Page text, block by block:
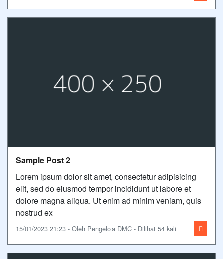
Sample Post 2
Lorem ipsum dolor sit amet, consectetur adipisicing
elit, sed do eiusmod tempor incididunt ut labore et
dolore magna aliqua. Ut enim ad minim veniam, quis
nostrud ex
15/01/2023 21:23 - Oleh Pengelola DMC - Dilihat 54 kali